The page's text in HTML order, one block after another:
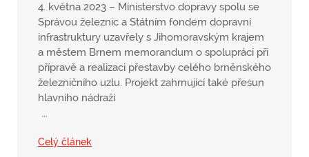
4. května 2023 – Ministerstvo dopravy spolu se
Správou železnic a Státním fondem dopravní
infrastruktury uzavřely s Jihomoravským krajem
a městem Brnem memorandum o spolupráci při
přípravě a realizaci přestavby celého brněnského
železničního uzlu. Projekt zahrnující také přesun
hlavního nádraží
…
Celý článek